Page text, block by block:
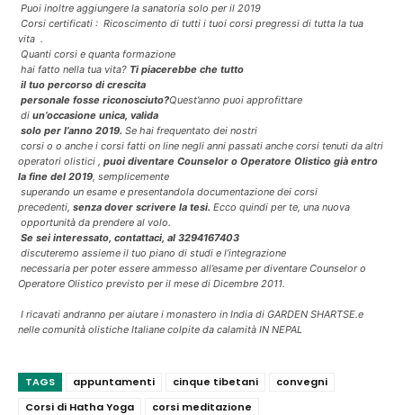
Puoi inoltre aggiungere la sanatoria solo per il 2019
Corsi certificati : Ricoscimento di tutti i tuoi corsi pregressi di tutta la tua
vita .
Quanti corsi e quanta formazione
hai fatto nella tua vita? Ti piacerebbe che tutto
il tuo percorso di crescita
personale fosse riconosciuto?Quest’anno puoi approfittare
di un’occasione unica, valida
solo per l’anno 2019. Se hai frequentato dei nostri
corsi o o anche i corsi fatti on line negli anni passati anche corsi tenuti da altri
operatori olistici , puoi diventare Counselor o Operatore Olistico già entro
la fine del 2019 , semplicemente
superando un esame e presentandola documentazione dei corsi
precedenti, senza dover scrivere la tesi. Ecco quindi per te, una nuova
opportunità da prendere al volo.
Se sei interessato, contattaci, al 3294167403
discuteremo assieme il tuo piano di studi e l’integrazione
necessaria per poter essere ammesso all’esame per diventare Counselor o
Operatore Olistico previsto per il mese di Dicembre 2011.
I ricavati andranno per aiutare i monastero in India di GARDEN SHARTSE.e
nelle comunità olistiche Italiane colpite da calamità IN NEPAL
TAGS appuntamenti cinque tibetani
convegni
Corsi di Hatha Yoga
corsi meditazione